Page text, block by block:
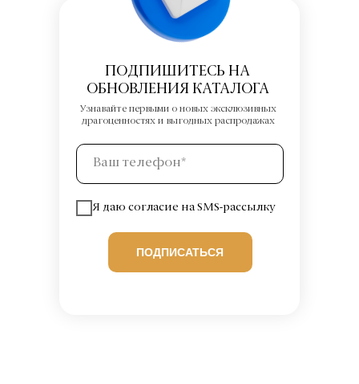
Я даю согласие на SMS-рассылку
ПОДПИСАТЬСЯ
ПОДПИШИТЕСЬ НА
ОБНОВЛЕНИЯ КАТАЛОГА
Узнавайте первыми о новых эксклюзивных
драгоценностях и выгодных распродажах